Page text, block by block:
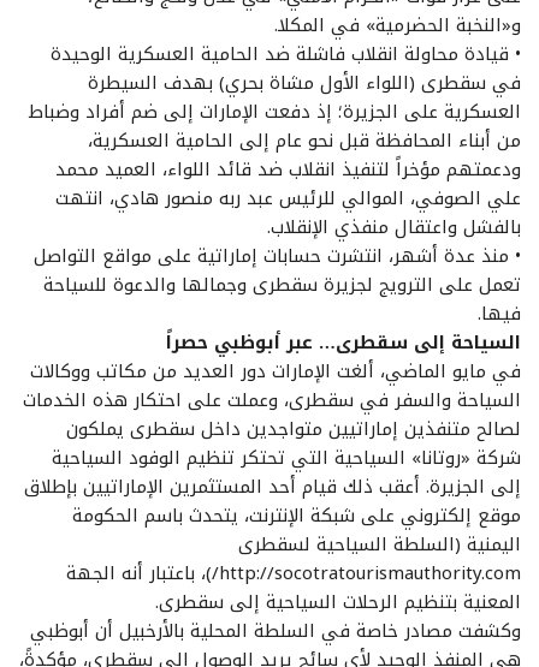
و«النخبة الحضرمية» في المكلا.
• قيادة محاولة انقلاب فاشلة ضد الحامية العسكرية الوحيدة
في سقطرى (اللواء الأول مشاة بحري) بهدف السيطرة
العسكرية على الجزيرة؛ إذ دفعت الإمارات إلى ضم أفراد وضباط
من أبناء المحافظة قبل نحو عام إلى الحامية العسكرية،
ودعمتهم مؤخراً لتنفيذ انقلاب ضد قائد اللواء، العميد محمد
علي الصوفي، الموالي للرئيس عبد ربه منصور هادي، انتهت
بالفشل واعتقال منفذي الإنقلاب.
• منذ عدة أشهر، انتشرت حسابات إماراتية على مواقع التواصل
تعمل على الترويج لجزيرة سقطرى وجمالها والدعوة للسياحة
فيها.
السياحة إلى سقطرى… عبر أبوظبي حصراً
في مايو الماضي، ألغت الإمارات دور العديد من مكاتب ووكالات
السياحة والسفر في سقطرى، وعملت على احتكار هذه الخدمات
لصالح متنفذين إماراتيين متواجدين داخل سقطرى يملكون
شركة «روتانا» السياحية التي تحتكر تنظيم الوفود السياحية
إلى الجزيرة. أعقب ذلك قيام أحد المستثمرين الإماراتيين بإطلاق
موقع إلكتروني على شبكة الإنترنت، يتحدث باسم الحكومة
اليمنية (السلطة السياحية لسقطرى
http://socotratourismauthority.com/)، باعتبار أنه الجهة
المعنية بتنظيم الرحلات السياحية إلى سقطرى.
وكشفت مصادر خاصة في السلطة المحلية بالأرخبيل أن أبوظبي
هي المنفذ الوحيد لأي سائح يريد الوصول إلى سقطرى، مؤكدةً،